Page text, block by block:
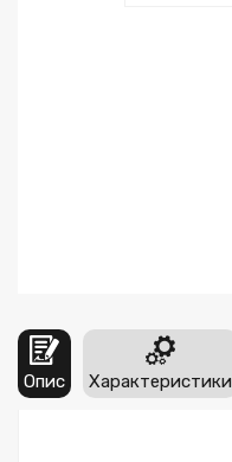
Опис Характеристики